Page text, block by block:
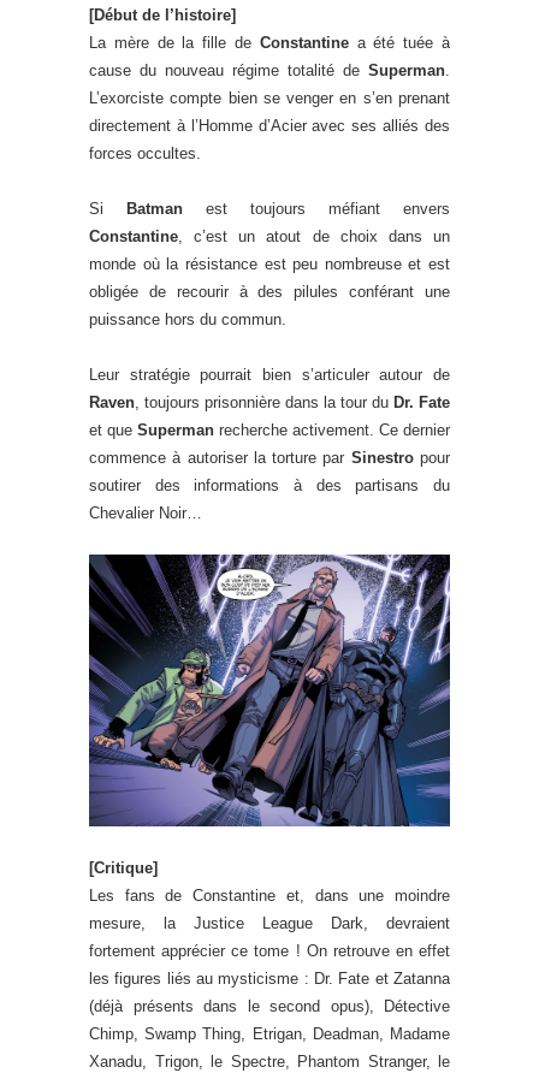
[Début de l’histoire]
La mère de la fille de Constantinea été tuée à
cause du nouveau régime totalité de Superman.
L’exorciste compte bien se venger en s’en prenant
directement à l’Homme d’Acier avec ses alliés des
forces occultes.
Si Batman est toujours méfiant envers
Constantine, c’est un atout de choix dans un
monde où la résistance est peu nombreuse et est
obligée de recourir à des pilules conférant une
puissance hors du commun.
Leur stratégie pourrait bien s’articuler autour de
Raven, toujours prisonnière dans la tour du Dr. Fate
et que Superman recherche activement. Ce dernier
commence à autoriser la torture par Sinestropour
soutirer des informations à des partisans du
Chevalier Noir…
[Critique]
Les fans de Constantine et, dans une moindre
mesure, la Justice League Dark, devraient
fortement apprécier ce tome ! On retrouve en effet
les figures liés au mysticisme : Dr. Fate et Zatanna
(déjà présents dans le second opus), Détective
Chimp, Swamp Thing, Etrigan, Deadman, Madame
Xanadu, Trigon, le Spectre, Phantom Stranger, le